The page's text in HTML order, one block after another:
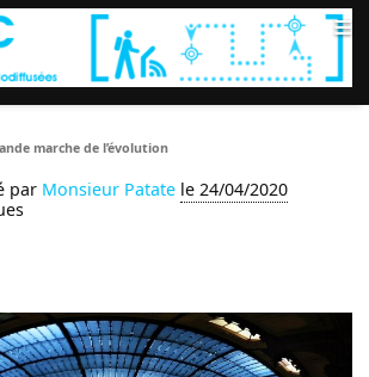
≡
marche de l’évolution
par Monsieur Patate le 24/04/2020